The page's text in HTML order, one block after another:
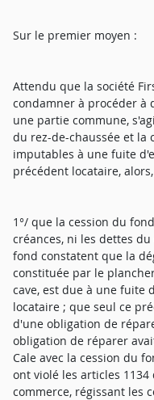
Sur le premier moyen :
Attendu que la société
condamner à procéder à
une partie commune,
du rez-de-chaussée et la
imputables à une fuite
précédent locataire,
1°/ que la cession du
créances, ni les dettes
fond constatent que la
constituée par le
cave, est due à une fuite
locataire ; que seul ce
d'une obligation de
obligation de réparer
Cale avec la cession du
ont violé les articles
commerce, régissant les